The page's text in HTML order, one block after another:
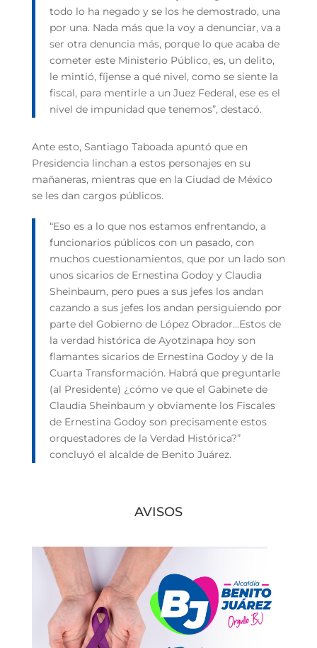
todo lo ha negado y se los he demostrado, una
por una. Nada más que la voy a denunciar, va a
ser otra denuncia más, porque lo que acaba de
cometer este Ministerio Público, es, un delito,
le mintió, fíjense a qué nivel, como se siente la
fiscal, para mentirle a un Juez Federal, ese es el
nivel de impunidad que tenemos”, destacó.
Ante esto, Santiago Taboada apuntó que en
Presidencia linchan a estos personajes en su
mañaneras, mientras que en la Ciudad de México
se les dan cargos públicos.
“Eso es a lo que nos estamos enfrentando, a
funcionarios públicos con un pasado, con
muchos cuestionamientos, que por un lado son
unos sicarios de Ernestina Godoy y Claudia
Sheinbaum, pero pues a sus jefes los andan
cazando a sus jefes los andan persiguiendo por
parte del Gobierno de López Obrador…Estos de
la verdad histórica de Ayotzinapa hoy son
flamantes sicarios de Ernestina Godoy y de la
Cuarta Transformación. Habrá que preguntarle
(al Presidente) ¿cómo ve que el Gabinete de
Claudia Sheinbaum y obviamente los Fiscales
de Ernestina Godoy son precisamente estos
orquestadores de la Verdad Histórica?”
concluyó el alcalde de Benito Juárez.
AVISOS